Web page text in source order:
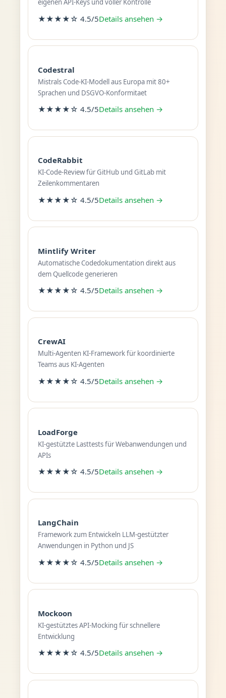
eigenen API-Keys und voller Kontrolle
★★★★☆ 4.5/5Details ansehen →
Codestral
Mistrals Code-KI-Modell aus Europa mit 80+
Sprachen und DSGVO-Konformitaet
★★★★☆ 4.5/5Details ansehen →
CodeRabbit
KI-Code-Review für GitHub und GitLab mit
Zeilenkommentaren
★★★★☆ 4.5/5Details ansehen →
Mintlify Writer
Automatische Codedokumentation direkt aus
dem Quellcode generieren
★★★★☆ 4.5/5Details ansehen →
CrewAI
Multi-Agenten KI-Framework für koordinierte
Teams aus KI-Agenten
★★★★☆ 4.5/5Details ansehen →
LoadForge
KI-gestützte Lasttests für Webanwendungen und
APIs
★★★★☆ 4.5/5Details ansehen →
LangChain
Framework zum Entwickeln LLM-gestützter
Anwendungen in Python und JS
★★★★☆ 4.5/5Details ansehen →
Mockoon
KI-gestütztes API-Mocking für schnellere
Entwicklung
★★★★☆ 4.5/5Details ansehen →